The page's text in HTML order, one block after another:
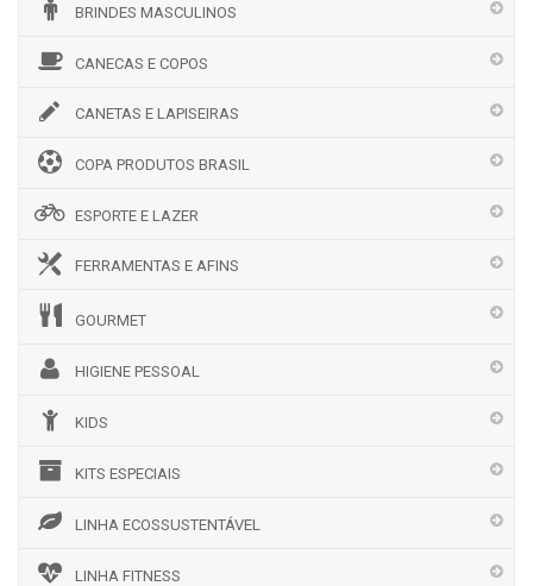
BRINDES MASCULINOS
CANECAS E COPOS
CANETAS E LAPISEIRAS
COPA PRODUTOS BRASIL
ESPORTE E LAZER
FERRAMENTAS E AFINS
GOURMET
HIGIENE PESSOAL
KIDS
KITS ESPECIAIS
LINHA ECOSSUSTENTÁVEL
LINHA FITNESS